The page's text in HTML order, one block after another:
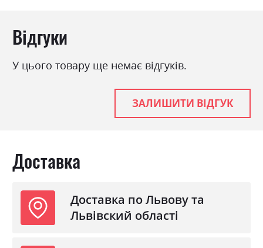
Колір (Фасад):
Антрацит, Білий аляска,
к'янті, Дуб крафт золотий,
Дуб сонома світлий, Дуб
Колір (Корпус):
к'янті, Дуб крафт золотий,
Дуб сонома світлий, Дуб
сонома трюфель, Сатин,
Відгуки
У цього товару ще немає відгуків.
ЗАЛИШИТИ ВІДГУК
Доставка
Доставка по Львову та
Львівский області